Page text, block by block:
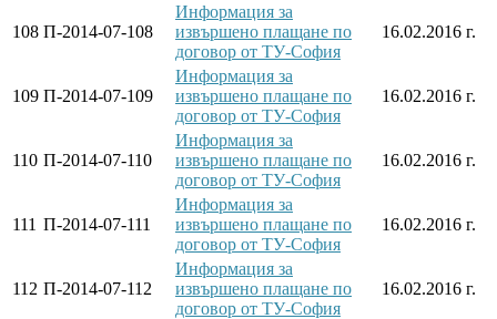
108 П-2014-07-108
Информация за
извършено плащане по
договор от ТУ-София
16.02.2016 г.
109 П-2014-07-109
Информация за
извършено плащане по
договор от ТУ-София
16.02.2016 г.
110 П-2014-07-110
Информация за
извършено плащане по
договор от ТУ-София
16.02.2016 г.
111 П-2014-07-111
Информация за
извършено плащане по
договор от ТУ-София
16.02.2016 г.
112 П-2014-07-112
Информация за
извършено плащане по
договор от ТУ-София
16.02.2016 г.